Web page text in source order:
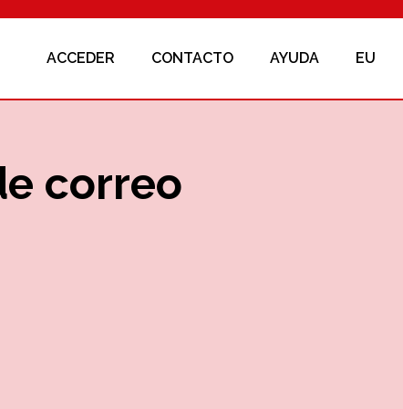
ACCEDER CONTACTO AYUDA EU
correo